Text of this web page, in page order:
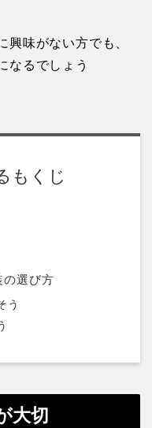
興味がない方でも、
なるでしょう
もくじ
の選び方
う
大切